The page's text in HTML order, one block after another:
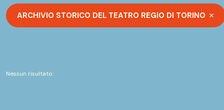
ARCHIVIO STORICO DEL TEATRO REGIO DI TORINO
Nessun risultato